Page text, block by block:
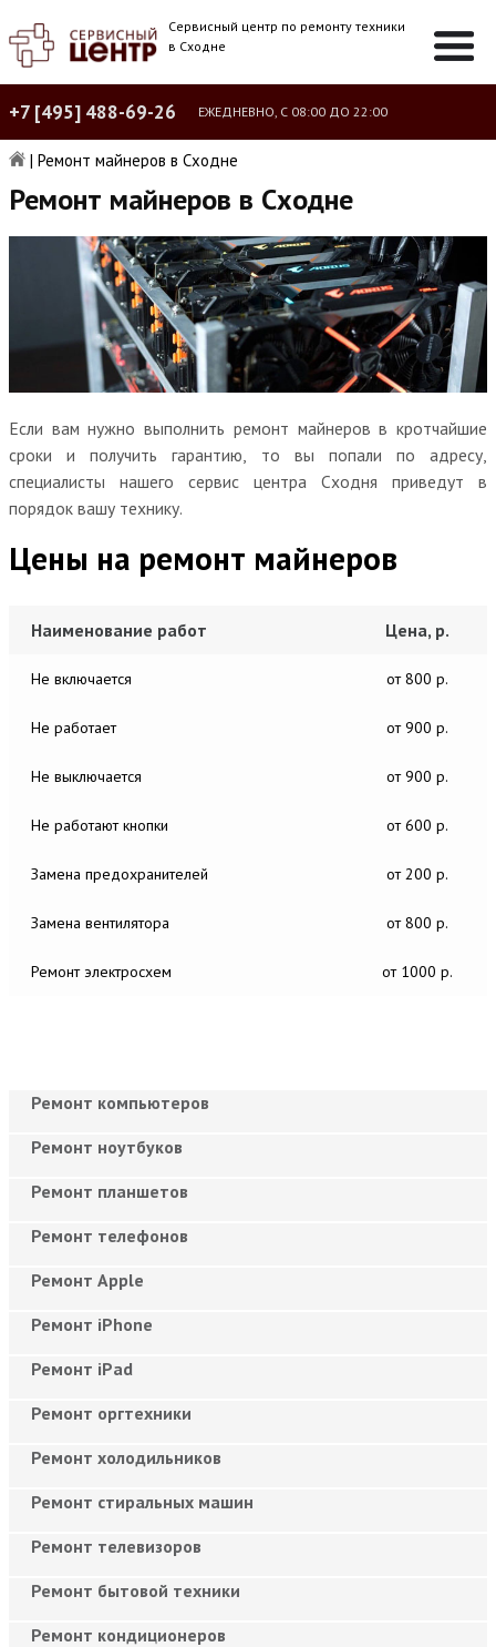
Сервисный центр по ремонту техники
в Сходне
+7 [495] 488-69-26 ЕЖЕДНЕВНО, С 08:00 ДО 22:00
| Ремонт майнеров в Сходне
Ремонт майнеров в Сходне
Если вам нужно выполнить ремонт майнеров в кротчайшие
сроки и получить гарантию, то вы попали по адресу,
специалисты нашего сервис центра Сходня приведут в
порядок вашу технику.
Цены на ремонт майнеров
Наименование работ Цена, р.
Не включается от 800 р.
Не работает от 900 р.
Не выключается от 900 р.
Не работают кнопки от 600 р.
Замена предохранителей от 200 р.
Замена вентилятора от 800 р.
Ремонт электросхем от 1000 р.
Ремонт компьютеров
Ремонт ноутбуков
Ремонт планшетов
Ремонт телефонов
Ремонт Apple
Ремонт iPhone
Ремонт iPad
Ремонт оргтехники
Ремонт холодильников
Ремонт стиральных машин
Ремонт телевизоров
Ремонт бытовой техники
Ремонт кондиционеров